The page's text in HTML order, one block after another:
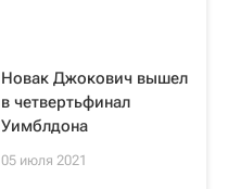
Новак Джокович вышел
в четвертьфинал
Уимблдона
05 июля 2021